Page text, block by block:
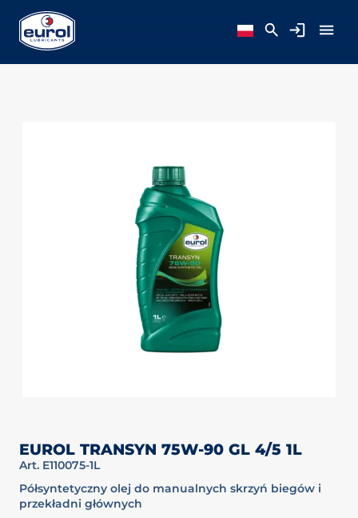
EUROL TRANSYN 75W-90 GL 4/5 1L
Art. E110075-1L
Półsyntetyczny olej do manualnych skrzyń biegów i
przekładni głównych